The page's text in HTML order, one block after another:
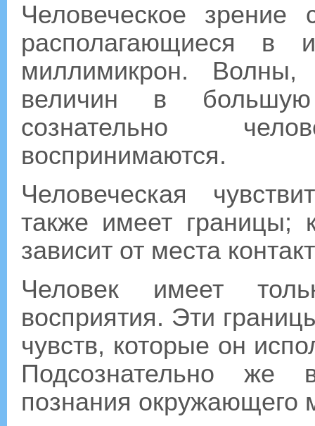
Человеческое зрение
располагающиеся в
миллимикрон.
величин в
сознательно
воспринимаются.
Человеческая
также имеет границы;
зависит от места
Человек имеет
восприятия. Эти
чувств, которые он
Подсознательно же
познания окружающего